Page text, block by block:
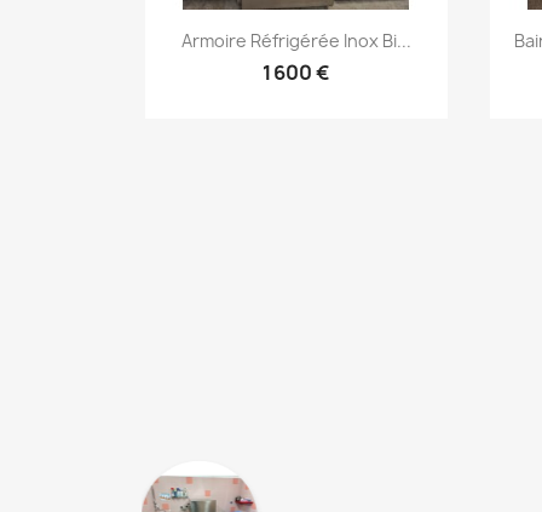
Aperçu rapide
Armoire Réfrigérée Inox Bi...
1 600 €